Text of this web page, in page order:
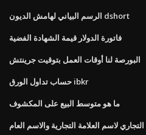
الرسم البياني لهامش الديون dshort
فاتورة الدولار قيمة الشهادة الفضية
البورصة لنا أوقات العمل بتوقيت جرينتش
حساب تداول الورق ibkr
ما هو متوسط ​​البيع على المكشوف
لاسم العلامة التجارية والاسم العام